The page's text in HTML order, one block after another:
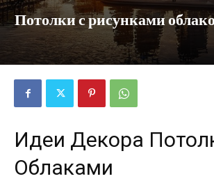
Потолки с рисунками
Идеи Декора
Облаками